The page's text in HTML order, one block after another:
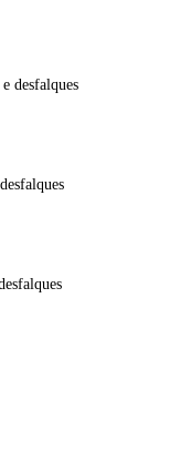
desfalques